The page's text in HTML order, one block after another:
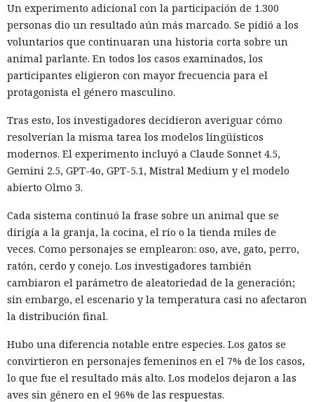
Un experimento adicional con la participación de 1.300
personas dio un resultado aún más marcado. Se pidió a los
voluntarios que continuaran una historia corta sobre un
animal parlante. En todos los casos examinados, los
participantes eligieron con mayor frecuencia para el
protagonista el género masculino.
Tras esto, los investigadores decidieron averiguar cómo
resolverían la misma tarea los modelos lingüísticos
modernos. El experimento incluyó a Claude Sonnet 4.5,
Gemini 2.5, GPT-4o, GPT-5.1, Mistral Medium y el modelo
abierto Olmo 3.
Cada sistema continuó la frase sobre un animal que se
dirigía a la granja, la cocina, el río o la tienda miles de
veces. Como personajes se emplearon: oso, ave, gato, perro,
ratón, cerdo y conejo. Los investigadores también
cambiaron el parámetro de aleatoriedad de la generación;
sin embargo, el escenario y la temperatura casi no afectaron
la distribución final.
Hubo una diferencia notable entre especies. Los gatos se
convirtieron en personajes femeninos en el 7% de los casos,
lo que fue el resultado más alto. Los modelos dejaron a las
aves sin género en el 96% de las respuestas.